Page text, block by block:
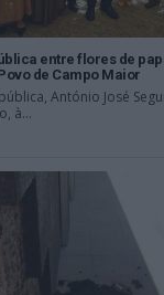
entre flores de
de Campo Maior
António José
à...